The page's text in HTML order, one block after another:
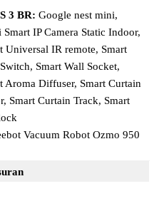
3 BR: Google nest mini,
Smart IP Camera Static Indoor,
Universal IR remote, Smart
Smart Wall Socket,
Aroma Diffuser, Smart Curtain
Smart Curtain Track, Smart
Vacuum Robot Ozmo 950